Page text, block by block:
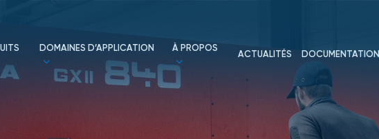
DOMAINES D’APPLICATION À PROPOS
ACTUALITÉS DOCUMENTATION